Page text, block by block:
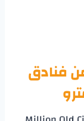
فنادق